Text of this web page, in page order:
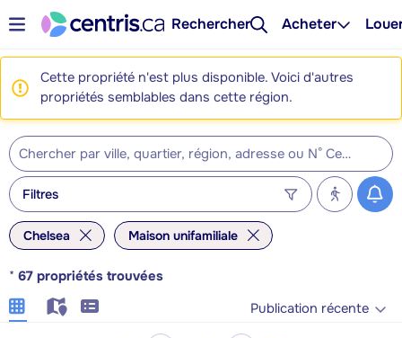
Rechercher Acheter
Cette propriété n'est plus disponible. Voici d'autres
propriétés semblables dans cette région.
Filtres
Chelsea Maison unifamiliale
* 67 propriétés trouvées
Publication récente